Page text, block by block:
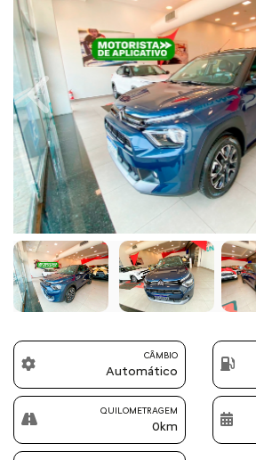
Previous
CÂMBIO
Automático
QUILOMETRAGEM
0km